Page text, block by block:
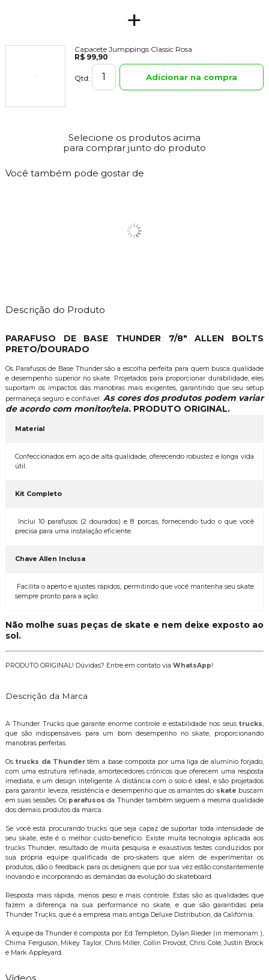
+
Capacete Jumppings Classic Rosa
R$ 99,90
Qtd: Adicionar na compra
Selecione os produtos acima
para comprar junto do produto
Você também pode gostar de
Descrição do Produto
PARAFUSO DE BASE THUNDER 7/8" ALLEN BOLTS
PRETO/DOURADO
Os Parafusos de Base Thunder são a escolha perfeita para quem busca qualidade
e desempenho superior no skate. Projetados para proporcionar durabilidade, eles
suportam os impactos das manobras mais exigentes, garantindo que seu setup
permaneça seguro e confiável. As cores dos produtos podem variar
de acordo com monitor/tela.PRODUTO ORIGINAL.
Material
Confeccionados em aço de alta qualidade, oferecendo robustez e longa vida
útil.
Kit Completo
Inclui 10 parafusos (2 dourados) e 8 porcas, fornecendo tudo o que você
precisa para uma instalação eficiente.
Chave Allen Inclusa
Facilita o aperto e ajustes rápidos, permitindo que você mantenha seu skate
sempre pronto para a ação.
Não molhe suas peças de skate e nem deixe exposto ao
sol.
PRODUTO ORIGINAL! Dúvidas? Entre em contato via WhatsApp!
Descrição da Marca
A Thunder Trucks que garante enorme controle e estabilidade nos seustrucks,
que são indispensáveis para um bom desempenho no skate, proporcionando
manobras perfeitas.
Os trucks da Thundertêm a base composta por uma liga de alumínio forjado,
com uma estrutura refinada, amortecedores crônicos que oferecem uma resposta
imediata, e um design inteligente. A distância com o solo é ideal, e são projetados
para garantir leveza, resistência e desempenho que os amantes do skate buscam
em suas sessões. Os parafusos da Thunder também seguem a mesma qualidade
dos demais produtos da marca.
Se você está procurando trucks que seja capaz de suportar toda intensidade de
seu skate, este é o melhor custo-benefício. Existe muita tecnologia aplicada aos
trucks Thunder, resultado de muita pesquisa e exaustivos testes conduzidos por
sua própria equipe qualificada de pro-skaters que além de experimentar os
produtos, dão o feedback para os designers que por sua vez estão constantemente
inovando e incorporando as demandas da evolução do skateboard.
Resposta mais rápida, menos peso e mais controle. Estas são as qualidades que
fazem a diferença na sua performance no skate, e que são garantidas pela
Thunder Trucks, que é a empresa mais antiga Deluxe Distribution, da Califórnia.
A equipe da Thunder é composta por Ed Templeton, Dylan Rieder (in memoriam ),
Chima Ferguson, Mikey Taylor, Chris Miller, Collin Provost, Chris Cole, Justin Brock
e Mark Appleyard.